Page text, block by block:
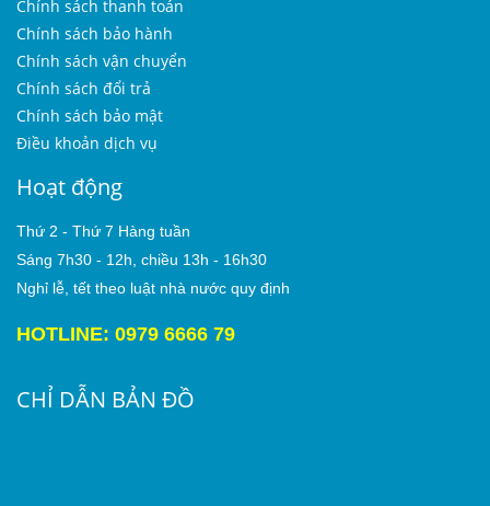
Chính sách thanh toán
Chính sách bảo hành
Chính sách vận chuyển
Chính sách đổi trả
Chính sách bảo mật
Điều khoản dịch vụ
Hoạt động
Thứ 2 - Thứ 7 Hàng tuần
Sáng 7h30 - 12h, chiều 13h - 16h30
Nghỉ lễ, tết theo luật nhà nước quy định
HOTLINE: 0979 6666 79
CHỈ DẪN BẢN ĐỒ